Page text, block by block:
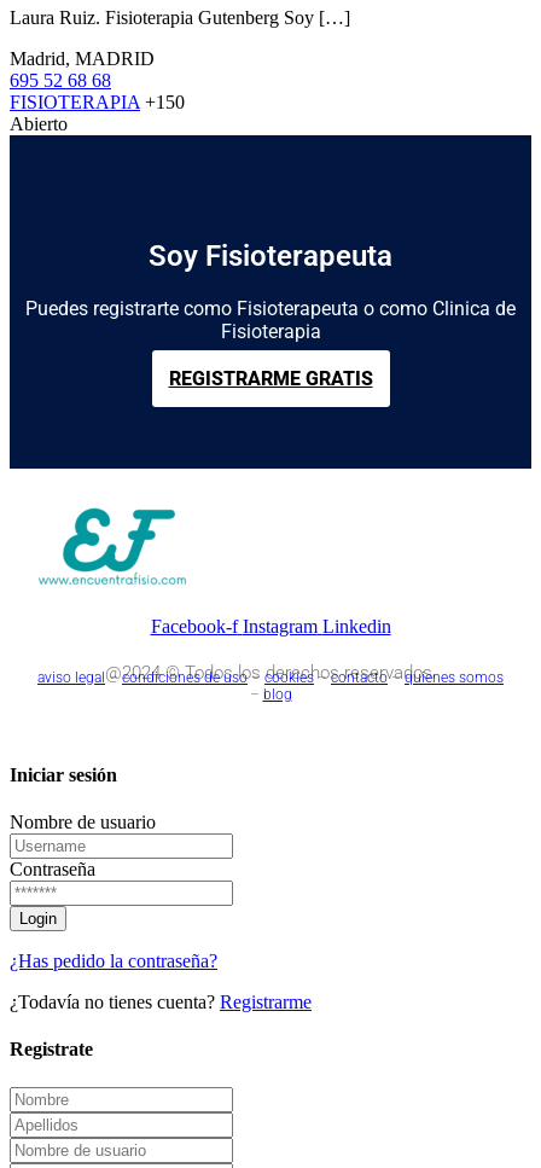
Laura Ruiz. Fisioterapia Gutenberg Soy […]
Madrid, MADRID
695 52 68 68
FISIOTERAPIA +150
Abierto
Soy Fisioterapeuta
Puedes registrarte como Fisioterapeuta o como Clinica de
Fisioterapia
REGISTRARME GRATIS
Facebook-f Instagram Linkedin
@2024 © Todos los derechos reservados.
aviso legal–condiciones de uso– cookies –contacto–quienes somos
– blog
Iniciar sesión
Nombre de usuario
Contraseña
¿Has pedido la contraseña?
¿Todavía no tienes cuenta? Registrarme
Registrate